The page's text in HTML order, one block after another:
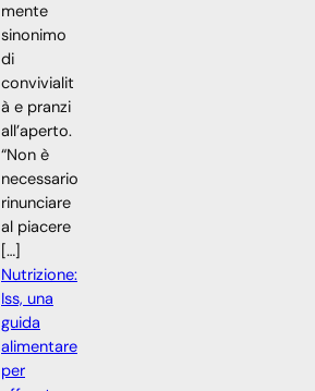
mente
sinonimo
di
convivialit
à e pranzi
all’aperto.
“Non è
necessario
rinunciare
al piacere
[…]
Nutrizione:
Iss, una
guida
alimentare
per